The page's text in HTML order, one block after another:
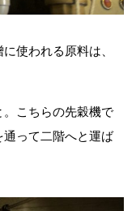
使われる原料は、
こちらの先穀機で
って二階へと運ば